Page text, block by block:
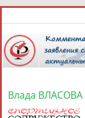
Влада ВЛАСОВА